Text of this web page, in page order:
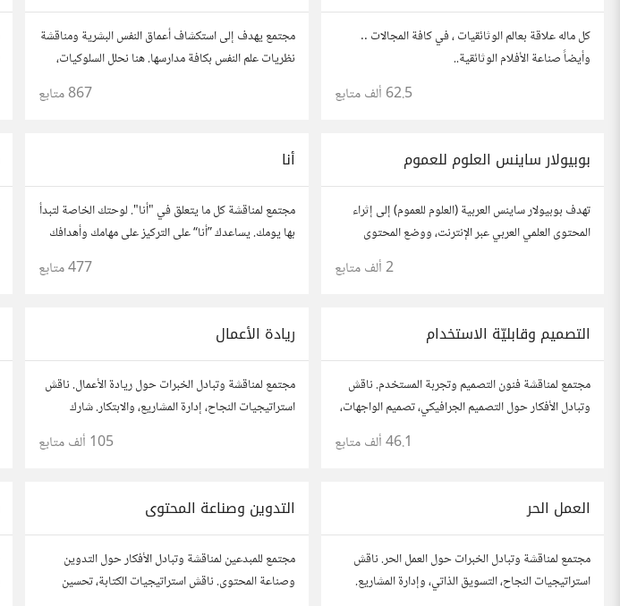
كل ماله علاقة بعالم الوثائقيات ، في كافة المجالات ..
وأيضاً صناعة الأفلام الوثائقية..
62.5 ألف متابع
مجتمع يهدف إلى استكشاف أعماق النفس البشرية ومناقشة
نظريات علم النفس بكافة مدارسها. هنا نحلل السلوكيات،
وندرس الدوافع، ونتبادل الأفكار لفهم ذواتنا والآخرين بشكل
867متابع
بوبيولار ساينس العلوم للعموم
تهدف بوبيولار ساينس العربية (العلوم للعموم) إلى إثراء
المحتوى العلمي العربي عبر الإنترنت، ووضع المحتوى
العلمي والتقني المميز بين يدي القارئ العربي كي يكون
مطلعاً على أهم الإنجازات والتطبيقات المختلفة.2 ألف متابع
أنا
مجتمع لمناقشة كل ما يتعلق في "أنا". لوحتك الخاصة لتبدأ
بها يومك. يساعدك ”أنا“ على التركيز على مهامك وأهدافك
477متابع
التصميم وقابليّة الاستخدام
مجتمع لمناقشة فنون التصميم وتجربة المستخدم. ناقش
وتبادل الأفكار حول التصميم الجرافيكي، تصميم الواجهات،
وقابلية الاستخدام. شارك أفكارك وأسئلتك، وتواصل مع
مصممين ومتخصصين في تحسين تجربة المستخدم.
46.1 ألف متابع
ريادة الأعمال
مجتمع لمناقشة وتبادل الخبرات حول ريادة الأعمال. ناقش
استراتيجيات النجاح، إدارة المشاريع، والابتكار. شارك
أفكارك، قصص نجاحك، وأسئلتك، وتواصل مع رواد أعمال
105 ألف متابع
العمل الحر
مجتمع لمناقشة وتبادل الخبرات حول العمل الحر. ناقش
استراتيجيات النجاح، التسويق الذاتي، وإدارة المشاريع.
التدوين وصناعة المحتوى
مجتمع للمبدعين لمناقشة وتبادل الأفكار حول التدوين
وصناعة المحتوى. ناقش استراتيجيات الكتابة، تحسين